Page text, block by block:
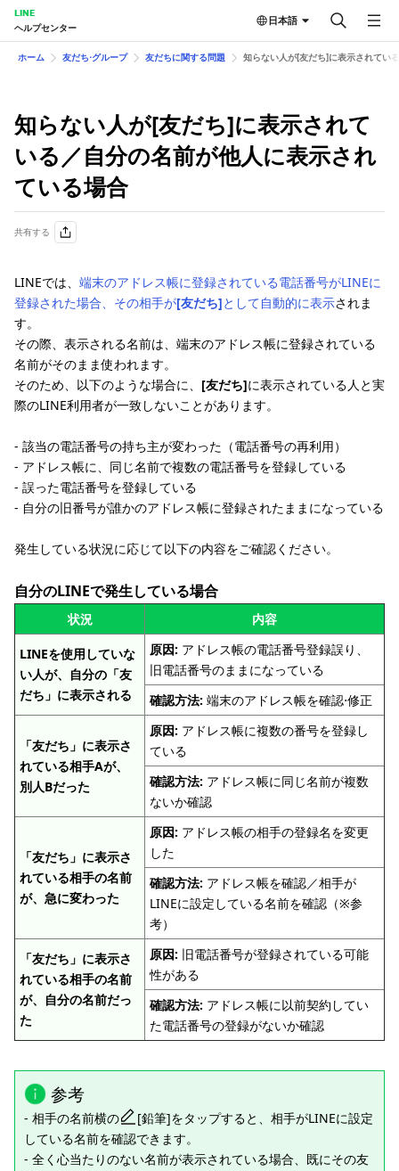
LINE
ヘルプセンター
日本語
ホーム 友だち⋅グループ 友だちに関する問題 知らない人が[友だち]に表示されてい
知らない人が[友だち]に表示されて
いる／自分の名前が他人に表示され
ている場合
共有する
LINEでは、 端末のアドレス帳に登録されている電話番号がLINEに
登録された場合、その相手が[友だち]として自動的に表示されま
す。
その際、表示される名前は、端末のアドレス帳に登録されている
名前がそのまま使われます。
そのため、以下のような場合に、 [友だち]に表示されている人と実
際のLINE利用者が一致しないことがあります。
‐ 該当の電話番号の持ち主が変わった（電話番号の再利用）
‐ アドレス帳に、同じ名前で複数の電話番号を登録している
‐ 誤った電話番号を登録している
‐ 自分の旧番号が誰かのアドレス帳に登録されたままになっている
発生している状況に応じて以下の内容をご確認ください。
自分のLINEで発生している場合
状況 内容
LINEを使用していな
い人が、自分の「友
だち」に表示される
原因: アドレス帳の電話番号登録誤り、
旧電話番号のままになっている
確認方法: 端末のアドレス帳を確認⋅修正
「友だち」に表示さ
れている相手Aが、
別人Bだった
原因: アドレス帳に複数の番号を登録し
ている
確認方法: アドレス帳に同じ名前が複数
ないか確認
「友だち」に表示さ
れている相手の名前
が、急に変わった
原因: アドレス帳の相手の登録名を変更
した
確認方法: アドレス帳を確認／相手が
LINEに設定している名前を確認（※参
考）
「友だち」に表示さ
れている相手の名前
が、自分の名前だっ
た
原因: 旧電話番号が登録されている可能
性がある
確認方法: アドレス帳に以前契約してい
た電話番号の登録がないか確認
参考
- 相手の名前横の
[鉛筆]をタップすると、相手がLINEに設定
している名前を確認できます。
- 全く心当たりのない名前が表示されている場合、既にその友